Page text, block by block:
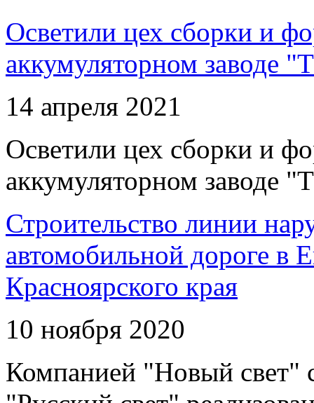
Осветили цех сборки и
аккумуляторном заводе
14 апреля 2021
Осветили цех сборки и
аккумуляторном заводе
Строительство линии
автомобильной дороге в
Красноярского края
10 ноября 2020
Компанией "Новый свет"